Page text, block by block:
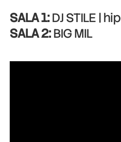
SALA 1:DJ STILE |
SALA 2:BIG MIL